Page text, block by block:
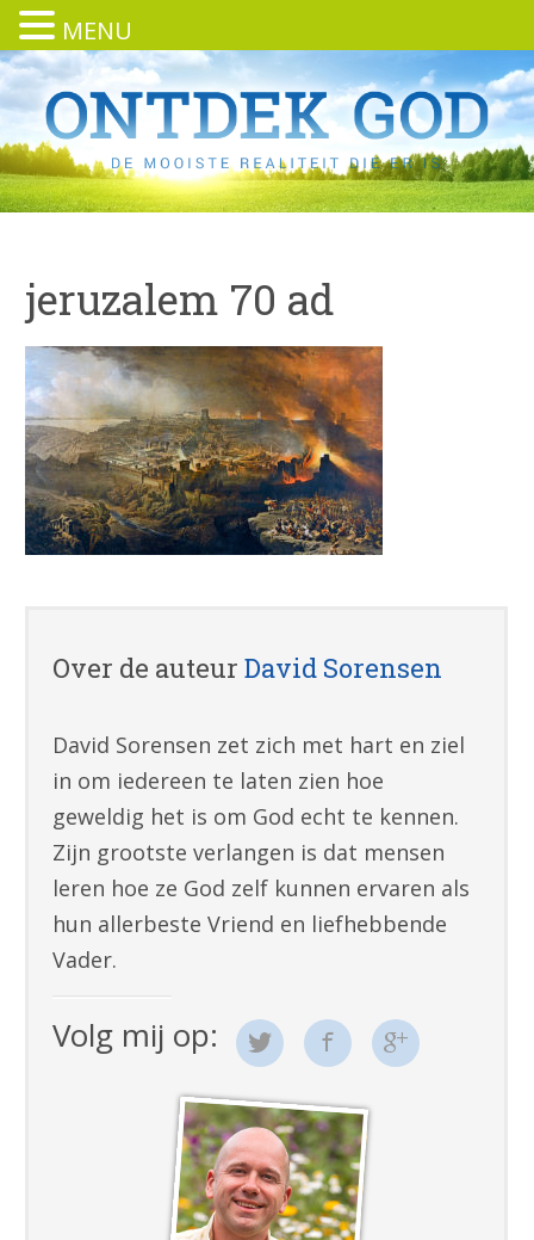
jeruzalem 70 ad
Over de auteurDavid Sorensen
David Sorensen zet zich met hart en ziel
in om iedereen te laten zien hoe
geweldig het is om God echt te kennen.
Zijn grootste verlangen is dat mensen
leren hoe ze God zelf kunnen ervaren als
hun allerbeste Vriend en liefhebbende
Vader.
Volg mij op:
MENU